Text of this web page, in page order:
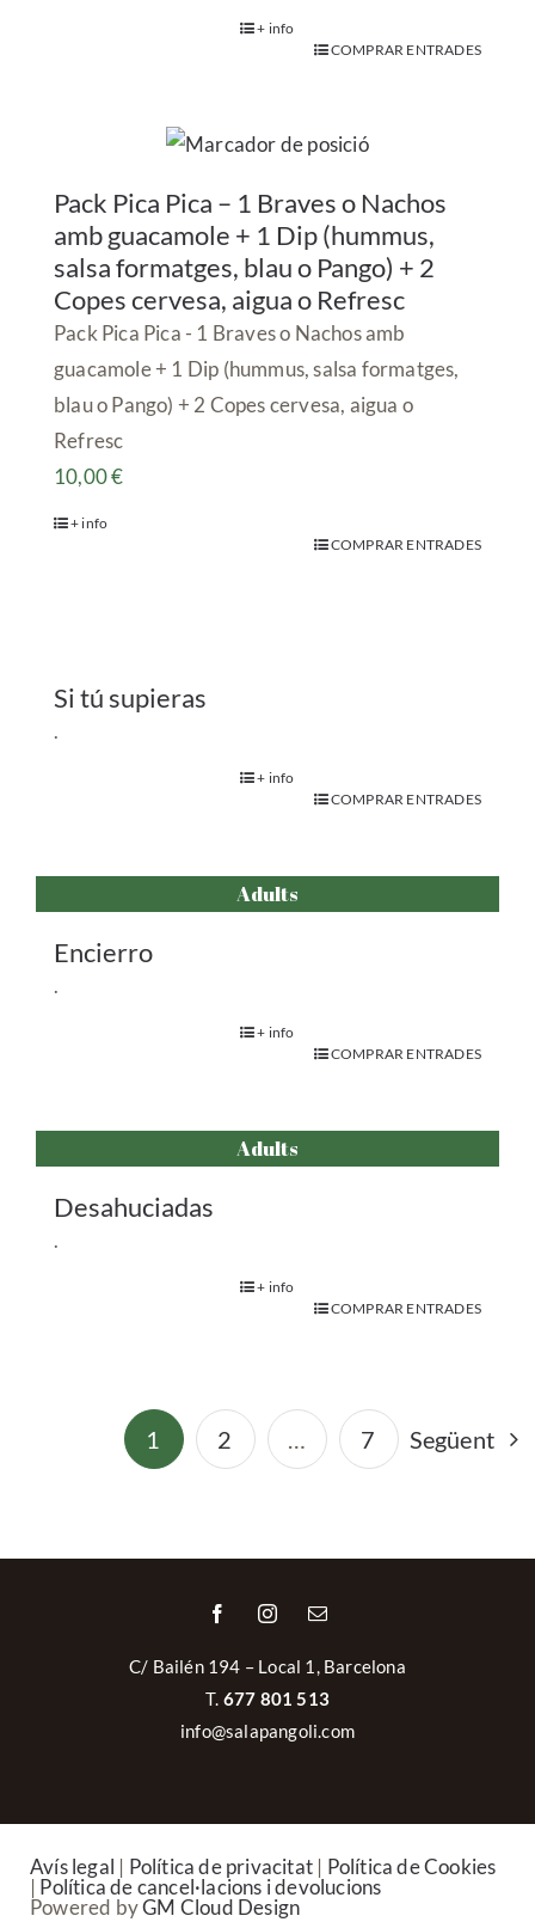
+ info
COMPRAR ENTRADES
Pack Pica Pica – 1 Braves o Nachos
amb guacamole + 1 Dip (hummus,
salsa formatges, blau o Pango) + 2
Copes cervesa, aigua o Refresc
Pack Pica Pica - 1 Braves o Nachos amb
guacamole + 1 Dip (hummus, salsa formatges,
blau o Pango) + 2 Copes cervesa, aigua o
Refresc
10,00€
+ info
COMPRAR ENTRADES
Si tú supieras
.
+ info
COMPRAR ENTRADES
Adults
Encierro
.
+ info
COMPRAR ENTRADES
Adults
Desahuciadas
.
+ info
COMPRAR ENTRADES
1 2 … 7 Següent
C/ Bailén 194 – Local 1, Barcelona
T. 677 801 513
info@salapangoli.com
Avís legal | Política de privacitat | Política de Cookies
| Política de cancel·lacions i devolucions
Powered byGM Cloud Design